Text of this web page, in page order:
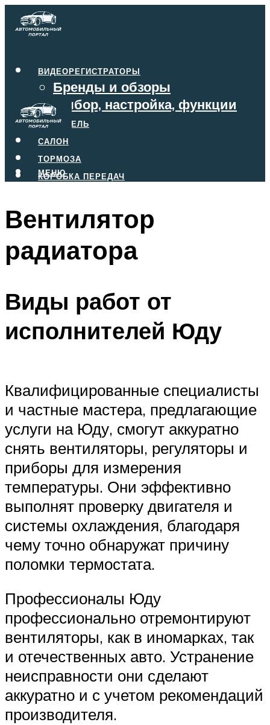
ВИДЕОРЕГИСТРАТОРЫ
Бренды и обзоры
Выбор, настройка, функции
ДВИГАТЕЛЬ
САЛОН
ТОРМОЗА
КОРОБКА ПЕРЕДАЧ
МЕНЮ
МЕНЮ
Вентилятор
радиатора
Виды работ от
исполнителей Юду
Квалифицированные специалисты
и частные мастера, предлагающие
услуги на Юду, смогут аккуратно
снять вентиляторы, регуляторы и
приборы для измерения
температуры. Они эффективно
выполнят проверку двигателя и
системы охлаждения, благодаря
чему точно обнаружат причину
поломки термостата.
Профессионалы Юду
профессионально отремонтируют
вентиляторы, как в иномарках, так
и отечественных авто. Устранение
неисправности они сделают
аккуратно и с учетом рекомендаций
производителя.